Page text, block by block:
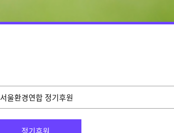
서울환경연합 정기후원
정기후원